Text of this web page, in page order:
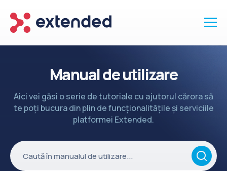
Vanzari și clienti
Marketing și promotii
Integrări
Setări
Manual de utilizare
Aici vei găsi o serie de tutoriale cu ajutorul cărora să
te poți bucura din plin de funcționalitățile și serviciile
platformei Extended.